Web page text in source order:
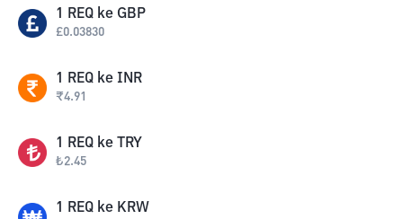
1 REQ ke GBP
£0.03830
1 REQ ke INR
₹4.91
1 REQ ke TRY
₺2.45
1 REQ ke KRW